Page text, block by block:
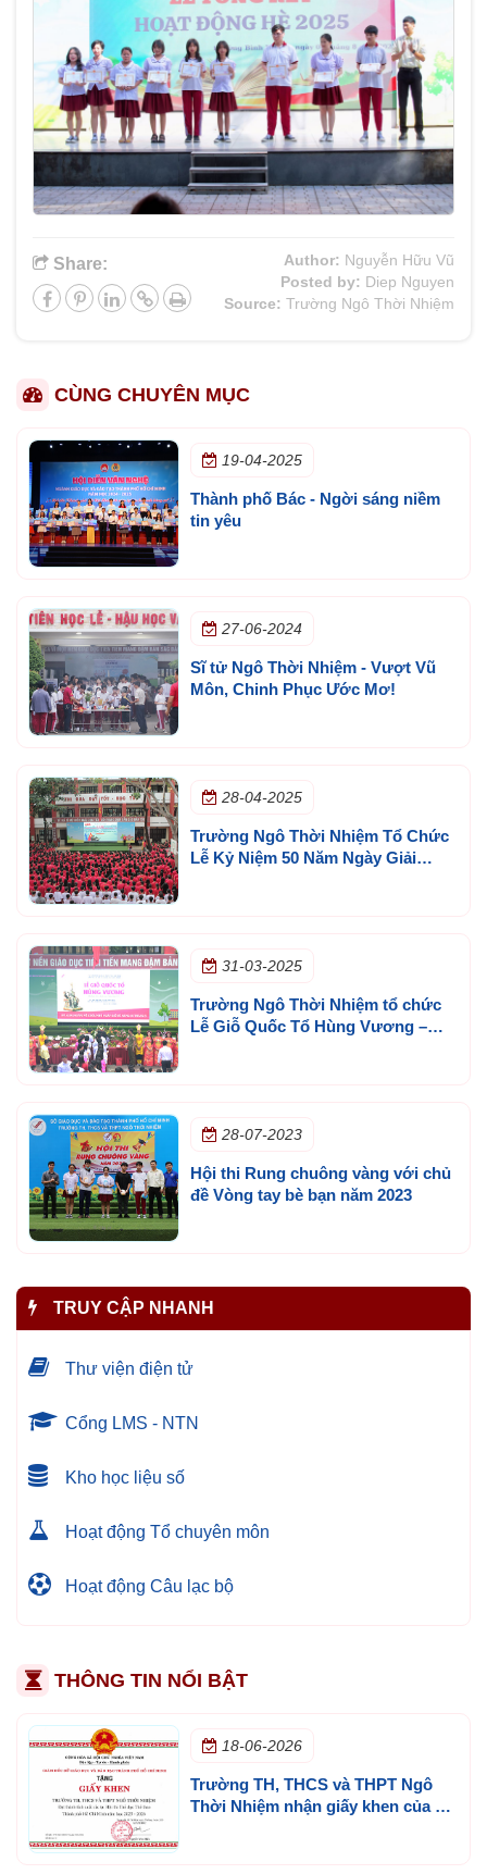
Share: Author: Nguyễn Hữu Vũ
Posted by: Diep Nguyen
Source: Trường Ngô Thời Nhiệm
CÙNG CHUYÊN MỤC
19-04-2025
Thành phố Bác - Ngời sáng niềm
tin yêu
27-06-2024
Sĩ tử Ngô Thời Nhiệm - Vượt Vũ
Môn, Chinh Phục Ước Mơ!
28-04-2025
Trường Ngô Thời Nhiệm Tổ Chức
Lễ Kỷ Niệm 50 Năm Ngày Giải
31-03-2025
Trường Ngô Thời Nhiệm tổ chức
Lễ Giỗ Quốc Tổ Hùng Vương –
28-07-2023
Hội thi Rung chuông vàng với chủ
đề Vòng tay bè bạn năm 2023
TRUY CẬP NHANH
Thư viện điện tử
Cổng LMS - NTN
Kho học liệu số
Hoạt động Tổ chuyên môn
Hoạt động Câu lạc bộ
THÔNG TIN NỔI BẬT
18-06-2026
Trường TH, THCS và THPT Ngô
Thời Nhiệm nhận giấy khen của Sở